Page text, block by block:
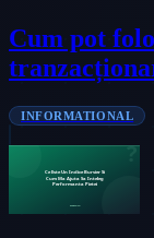
Cum pot
INFORMATIONAL